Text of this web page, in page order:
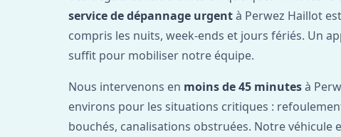
service de dépannage urgentà Perwez Haillot
compris les nuits, week-ends et jours fériés. Un
suffit pour mobiliser notre équipe.
Nous intervenons en moins de 45 minutesà
environs pour les situations critiques :
bouchés, canalisations obstruées. Notre véhicule